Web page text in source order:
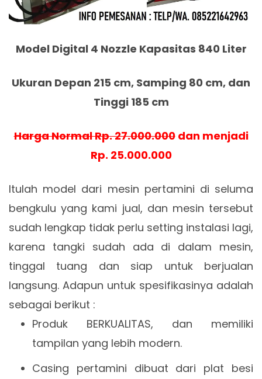
Model Digital 4 Nozzle Kapasitas 840 Liter
Ukuran Depan 215 cm, Samping 80 cm, dan
Tinggi 185 cm
Harga Normal Rp. 27.000.000dan menjadi
Rp. 25.000.000
Itulah model dari mesin pertamini di seluma
bengkulu yang kami jual, dan mesin tersebut
sudah lengkap tidak perlu setting instalasi lagi,
karena tangki sudah ada di dalam mesin,
tinggal tuang dan siap untuk berjualan
langsung. Adapun untuk spesifikasinya adalah
sebagai berikut :
Produk BERKUALITAS, dan memiliki
tampilan yang lebih modern.
Casing pertamini dibuat dari plat besi